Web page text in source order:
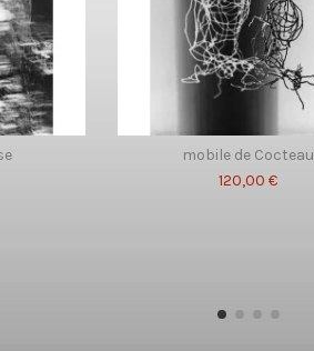
mobile de Cocteau
120,00 €